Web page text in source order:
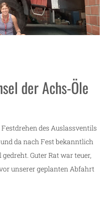
der Achs-Öle
des Auslassventils
da nach Fest bekanntlich
Guter Rat war teuer,
unserer geplanten Abfahrt